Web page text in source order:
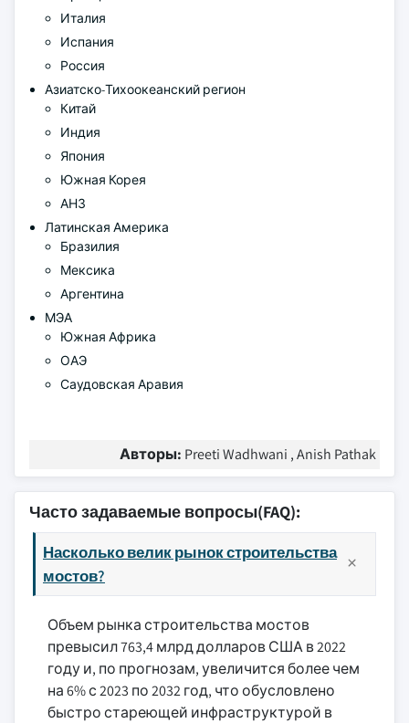
Италия
Испания
Россия
Азиатско-Тихоокеанский регион
Китай
Индия
Япония
Южная Корея
АНЗ
Латинская Америка
Бразилия
Мексика
Аргентина
МЭА
Южная Африка
ОАЭ
Саудовская Аравия
Авторы: Preeti Wadhwani , Anish Pathak
Часто задаваемые вопросы(FAQ):
Насколько велик рынок строительства
мостов?
Объем рынка строительства мостов
превысил 763,4 млрд долларов США в 2022
году и, по прогнозам, увеличится более чем
на 6% с 2023 по 2032 год, что обусловлено
быстро стареющей инфраструктурой в